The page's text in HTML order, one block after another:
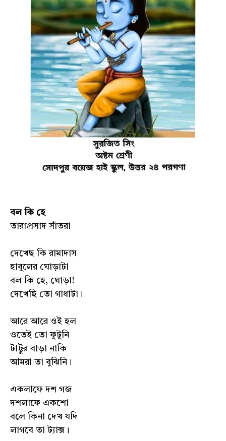
বল কি হে
তারাপ্রসাদ সাঁতরা
দেখেছ কি রামাদাস
হাবুলের ঘোড়াটা
বল কি হে, ঘোড়া!
দেখেছি তো গাধাটা।
আরে আরে ওই হল
ওতেই তো ফুটুনি
টাট্টুর বাড়া নাকি
আমরা তা বুঝিনি।
একলাফে দশ গজ
দশলাফে একশো
বলে কিনা দেখ যদি
লাগবে তা ট্যাক্স।